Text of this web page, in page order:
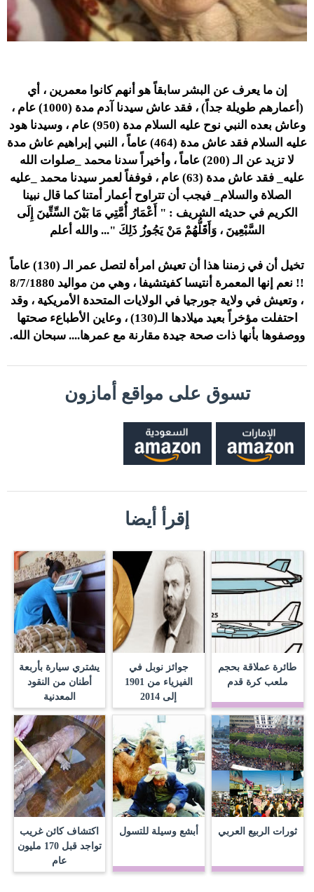
إن ما يعرف عن البشر سابقاً هو أنهم كانوا معمرين ، أي
(أعمارهم طويلة جداً) ، فقد عاش سيدنا آدم مدة (1000) عام ،
وعاش بعده النبي نوح عليه السلام مدة (950) عام ، وسيدنا هود
عليه السلام فقد عاش مدة (464) عاماً ، النبي إبراهيم عاش مدة
لا تزيد عن الـ (200) عاماً ، وأخيراً سدنا محمد _صلوات الله
عليه_ فقد عاش مدة (63) عام ، فوففاً لعمر سيدنا محمد _عليه
الصلاة والسلام_ فيجب أن تتراوح أعمار أمتنا كما قال نبينا
الكريم في حديثه الشريف : " أَعْمَارُ أُمَّتِي مَا بَيْنَ السِّتِّينَ إِلَى
السَّبْعِينَ ، وَأَقَلُّهُمْ مَنْ يَجُوزُ ذَلِكَ "... والله أعلم
تخيل أن في زمننا هذا أن تعيش امرأة لتصل عمر الـ (130) عاماً
!! نعم إنها المعمرة أنتيسا كفيتشيفا ، وهي من مواليد 8/7/1880
، وتعيش في ولاية جورجيا في الولايات المتحدة الأمريكية ، وقد
احتفلت مؤخراً بعيد ميلادها الـ(130) ، وعاين الأطباعء صحتها
ووصفوها بأنها ذات صحة جيدة مقارنة مع عمرها.... سبحان الله.
تسوق على مواقع أمازون
إقرأ أيضا
طائرة عملاقة بحجم
ملعب كرة قدم
جوائز نوبل في
الفيزياء من 1901
إلى 2014
يشتري سيارة بأربعة
أطنان من النقود
المعدنية
ثورات الربيع العربي أبشع وسيلة للتسول
اكتشاف كائن غريب
تواجد قبل 170 مليون
عام